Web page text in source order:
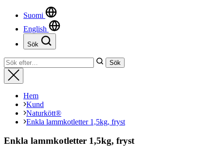
Suomi
English
Sök
Stäng
Sök
efter:
Sök
Stäng
Hem
Kund
Naturkött®
Enkla lammkotletter 1,5kg, fryst
Enkla lammkotletter 1,5kg, fryst
uppbyggnad,
baserat på
hur hemsidan
används.
Upplevelse
För att vår
hemsida ska
prestera så
bra som
möjligt
under ditt
besök. Om
här kakorna